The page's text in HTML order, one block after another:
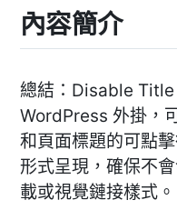
內容簡介
總結：Disable
WordPress 外掛，
和頁面標題的可點
形式呈現，確保不
載或視覺鏈接樣式。